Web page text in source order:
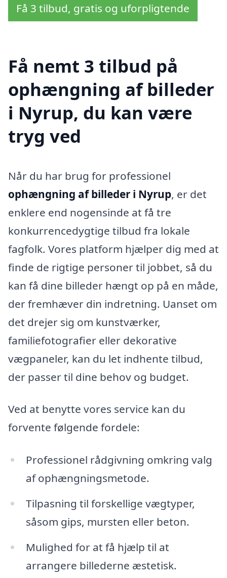
Få 3 tilbud, gratis og uforpligtende
Få nemt 3 tilbud på
ophængning af billeder
i Nyrup, du kan være
tryg ved
Når du har brug for professionel
ophængning af billeder i Nyrup, er det
enklere end nogensinde at få tre
konkurrencedygtige tilbud fra lokale
fagfolk. Vores platform hjælper dig med at
finde de rigtige personer til jobbet, så du
kan få dine billeder hængt op på en måde,
der fremhæver din indretning. Uanset om
det drejer sig om kunstværker,
familiefotografier eller dekorative
vægpaneler, kan du let indhente tilbud,
der passer til dine behov og budget.
Ved at benytte vores service kan du
forvente følgende fordele:
Professionel rådgivning omkring valg
af ophængningsmetode.
Tilpasning til forskellige vægtyper,
såsom gips, mursten eller beton.
Mulighed for at få hjælp til at
arrangere billederne æstetisk.